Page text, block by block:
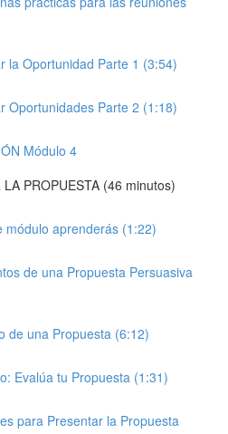
la Oportunidad Parte 1 (3:54)
Oportunidades Parte 2 (1:18)
Módulo 4
PROPUESTA (46 minutos)
módulo aprenderás (1:22)
de una Propuesta Persuasiva
de una Propuesta (6:12)
Evalúa tu Propuesta (1:31)
para Presentar la Propuesta